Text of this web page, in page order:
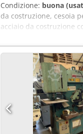
Condizione: buona
da costruzione, cesoia
acciaio da costruzione
taglio: 20 mm -Altezza
kg